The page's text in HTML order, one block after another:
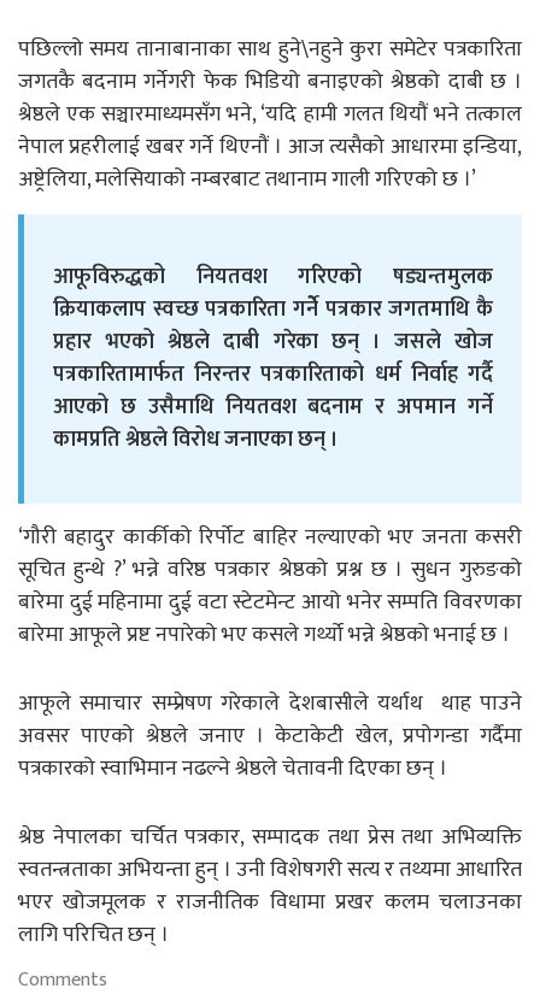
पछिल्लो समय तानाबानाका साथ हुने\नहुने कुरा समेटेर पत्रकारिता
जगतकै बदनाम गर्नेगरी फेक भिडियो बनाइएको श्रेष्ठको दाबी छ ।
श्रेष्ठले एक सञ्चारमाध्यमसँग भने, ‘यदि हामी गलत थियौं भने तत्काल
नेपाल प्रहरीलाई खबर गर्ने थिएनौं । आज त्यसैको आधारमा इन्डिया,
अष्ट्रेलिया, मलेसियाको नम्बरबाट तथानाम गाली गरिएको छ ।’
आफूविरुद्धको नियतवश गरिएको षड्यन्तमुलक
क्रियाकलाप स्वच्छ पत्रकारिता गर्नेे पत्रकार जगतमाथि कै
प्रहार भएको श्रेष्ठले दाबी गरेका छन् । जसले खोज
पत्रकारितामार्फत निरन्तर पत्रकारिताको धर्म निर्वाह गर्दै
आएको छ उसैमाथि नियतवश बदनाम र अपमान गर्ने
कामप्रति श्रेष्ठले विरोध जनाएका छन् ।
‘गौरी बहादुर कार्कीको रिर्पोट बाहिर नल्याएको भए जनता कसरी
सूचित हुन्थे ?’ भन्ने वरिष्ठ पत्रकार श्रेष्ठको प्रश्न छ । सुधन गुरुङको
बारेमा दुई महिनामा दुई वटा स्टेटमेन्ट आयो भनेर सम्पति विवरणका
बारेमा आफूले प्रष्ट नपारेको भए कसले गर्थ्यो भन्ने श्रेष्ठको भनाई छ ।
आफूले समाचार सम्प्रेषण गरेकाले देशबासीले यर्थाथ थाह पाउने
अवसर पाएको श्रेष्ठले जनाए । केटाकेटी खेल, प्रपोगन्डा गर्दैमा
पत्रकारको स्वाभिमान नढल्ने श्रेष्ठले चेतावनी दिएका छन् ।
श्रेष्ठ नेपालका चर्चित पत्रकार, सम्पादक तथा प्रेस तथा अभिव्यक्ति
स्वतन्त्रताका अभियन्ता हुन् । उनी विशेषगरी सत्य र तथ्यमा आधारित
भएर खोजमूलक र राजनीतिक विधामा प्रखर कलम चलाउनका
लागि परिचित छन् ।
Comments